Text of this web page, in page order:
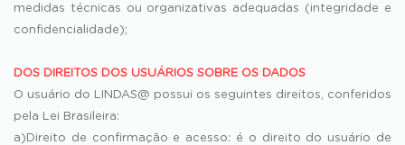
medidas técnicas ou organizativas adequadas (integridade e
confidencialidade);
DOS DIREITOS DOS USUÁRIOS SOBRE OS DADOS
O usuário do LINDAS@ possui os seguintes direitos, conferidos
pela Lei Brasileira:
a)Direito de confirmação e acesso: é o direito do usuário de